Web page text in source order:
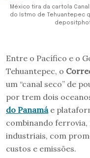
México tira da cartola
do Istmo de Tehuantepec
Entre o Pacífico e o
Tehuantepec, o
um “canal seco” de
por trem dois
do Panamáe
combinando
industriais, com
custos e emissões.